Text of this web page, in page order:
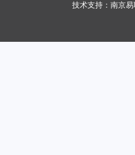
技术支持：南京